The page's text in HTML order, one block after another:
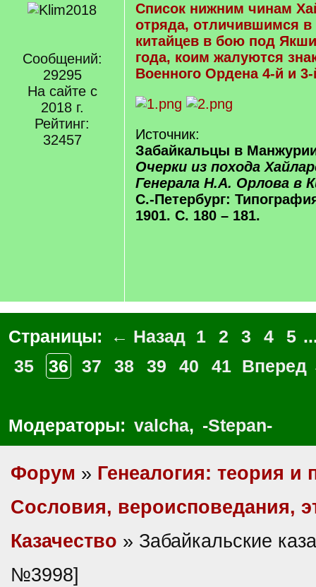
Сообщений:
29295
На сайте с
2018 г.
Рейтинг:
32457
Список нижним чинам
отряда, отличившимся в
китайцев в бою под Якши
года, коим жалуются
Военного Ордена 4-й и 3-
Источник:
Забайкальцы в
Очерки из похода
Генерала Н.А. Орлова в
С.-Петербург:
1901. С. 180 – 181.
Страницы: ← Назад 1 2 3 4 5
35
36 37 38 39 40 41 Вперед
Модераторы: valcha, -Stepan-
Форум » Генеалогия: теория и
Сословия, вероисповедания,
Казачество » Забайкальские
№3998]